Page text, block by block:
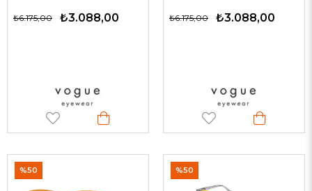
₺3.088,00
₺6.175,00 ₺3.088,00
₺6.175,00
%50 %50